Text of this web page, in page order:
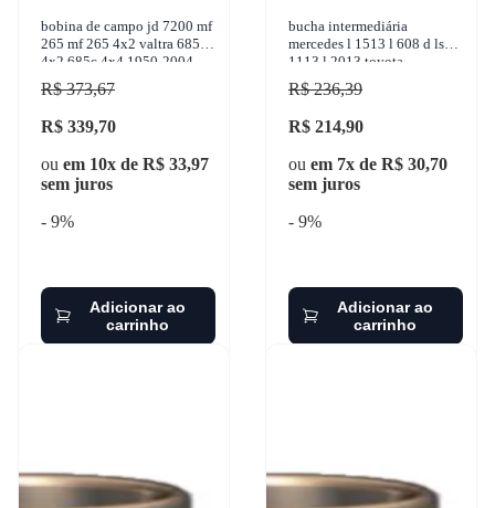
bobina de campo jd 7200 mf
265 mf 265 4x2 valtra 685c
4x2 685c 4x4 1950-2004
cinap - 50313718
R$ 373,67
R$ 339,70
ou em 10x de R$ 33,97
sem juros
- 9%
Adicionar ao
carrinho
bucha intermediária
mercedes l 1513 l 608 d ls
1113 l 2013 toyota
bandeirante 1950-2001
sulcarbon - sc068-2x
R$ 236,39
R$ 214,90
ou em 7x de R$ 30,70
sem juros
- 9%
Adicionar ao
carrinho